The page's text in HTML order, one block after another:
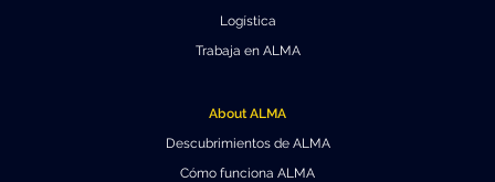
Logística
Trabaja en ALMA
About ALMA
Descubrimientos de ALMA
Cómo funciona ALMA